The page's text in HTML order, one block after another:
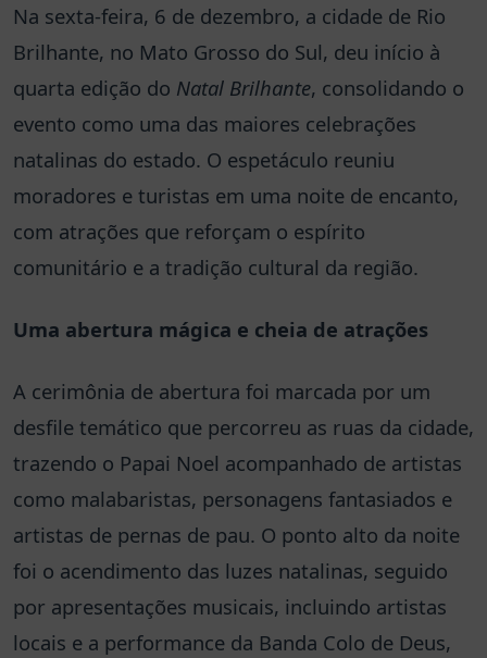
Na sexta-feira, 6 de dezembro, a cidade de Rio
Brilhante, no Mato Grosso do Sul, deu início à
quarta edição do Natal Brilhante, consolidando o
evento como uma das maiores celebrações
natalinas do estado. O espetáculo reuniu
moradores e turistas em uma noite de encanto,
com atrações que reforçam o espírito
comunitário e a tradição cultural da região.
Uma abertura mágica e cheia de atrações
A cerimônia de abertura foi marcada por um
desfile temático que percorreu as ruas da cidade,
trazendo o Papai Noel acompanhado de artistas
como malabaristas, personagens fantasiados e
artistas de pernas de pau. O ponto alto da noite
foi o acendimento das luzes natalinas, seguido
por apresentações musicais, incluindo artistas
locais e a performance da Banda Colo de Deus,